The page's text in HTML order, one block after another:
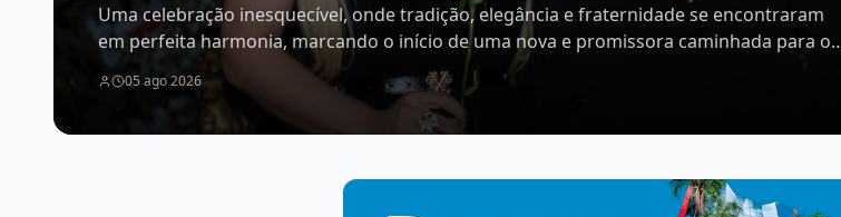
Uma celebração inesquecível, onde tradição, elegância e fraternidade se encontraram
em perfeita harmonia, marcando o início de uma nova e promissora caminhada para os
novos membros
05 ago 2026